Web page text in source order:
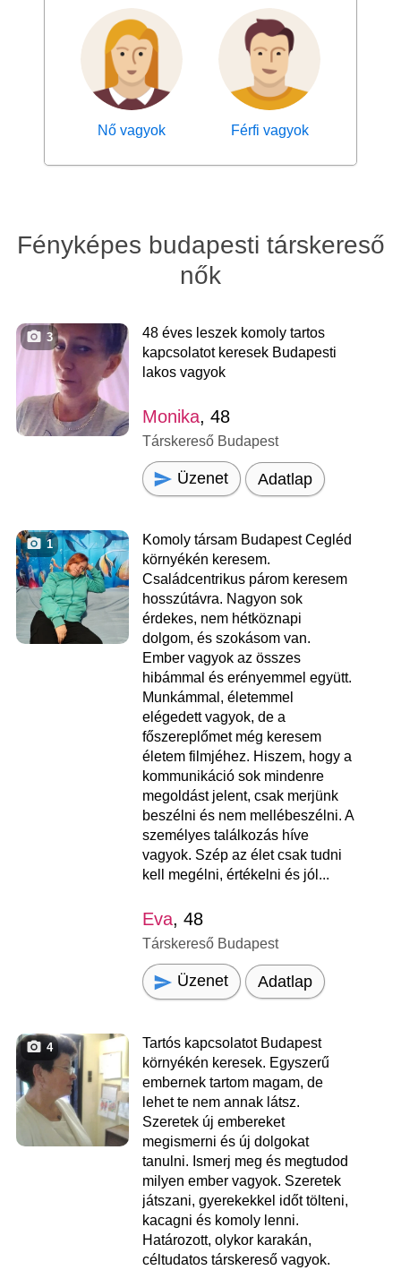
Nő vagyok Férfi vagyok
Fényképes budapesti társkereső
nők
3
48 éves leszek komoly tartos
kapcsolatot keresek Budapesti
lakos vagyok
Monika, 48
Társkereső Budapest
Üzenet Adatlap
1
Komoly társam Budapest Cegléd
környékén keresem.
Családcentrikus párom keresem
hosszútávra. Nagyon sok
érdekes, nem hétköznapi
dolgom, és szokásom van.
Ember vagyok az összes
hibámmal és erényemmel együtt.
Munkámmal, életemmel
elégedett vagyok, de a
főszereplőmet még keresem
életem filmjéhez. Hiszem, hogy a
kommunikáció sok mindenre
megoldást jelent, csak merjünk
beszélni és nem mellébeszélni. A
személyes találkozás híve
vagyok. Szép az élet csak tudni
kell megélni, értékelni és jól...
Eva, 48
Társkereső Budapest
Üzenet Adatlap
4
Tartós kapcsolatot Budapest
környékén keresek. Egyszerű
embernek tartom magam, de
lehet te nem annak látsz.
Szeretek új embereket
megismerni és új dolgokat
tanulni. Ismerj meg és megtudod
milyen ember vagyok. Szeretek
játszani, gyerekekkel időt tölteni,
kacagni és komoly lenni.
Határozott, olykor karakán,
céltudatos társkereső vagyok.